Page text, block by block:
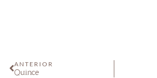
ANTERIOR
Quince